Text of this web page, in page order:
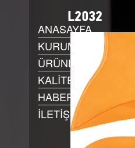
ANASAYFA
KURUMSAL
ÜRÜNLER
KALİTE POLİTİKAMIZ
HABERLER
İLETİŞİM
L2032